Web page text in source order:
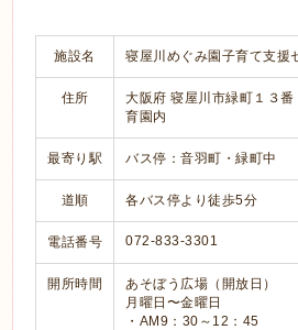
施設名 寝屋川めぐみ園子育て支援
住所
大阪府 寝屋川市緑町１３
育園内
最寄り駅 バス停：音羽町・緑町中
道順 各バス停より徒歩5分
電話番号 072-833-3301
開所時間
あそぼう広場（開放日）
月曜日〜金曜日
・AM9：30～12：45